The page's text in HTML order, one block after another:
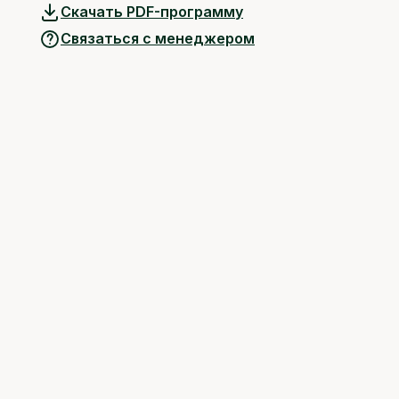
Скачать PDF-программу
Связаться с менеджером